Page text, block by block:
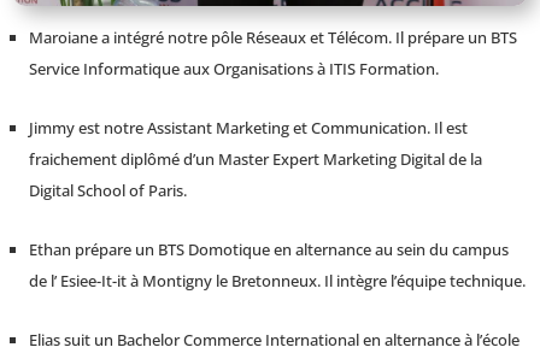
Maroiane a intégré notre pôle Réseaux et Télécom. Il prépare un BTS
Service Informatique aux Organisations à ITIS Formation.
Jimmy est notre Assistant Marketing et Communication. Il est
fraichement diplômé d’un Master Expert Marketing Digital de la
Digital School of Paris.
Ethan prépare un BTS Domotique en alternance au sein du campus
de l’ Esiee-It-it à Montigny le Bretonneux. Il intègre l’équipe technique.
Elias suit un Bachelor Commerce International en alternance à l’école